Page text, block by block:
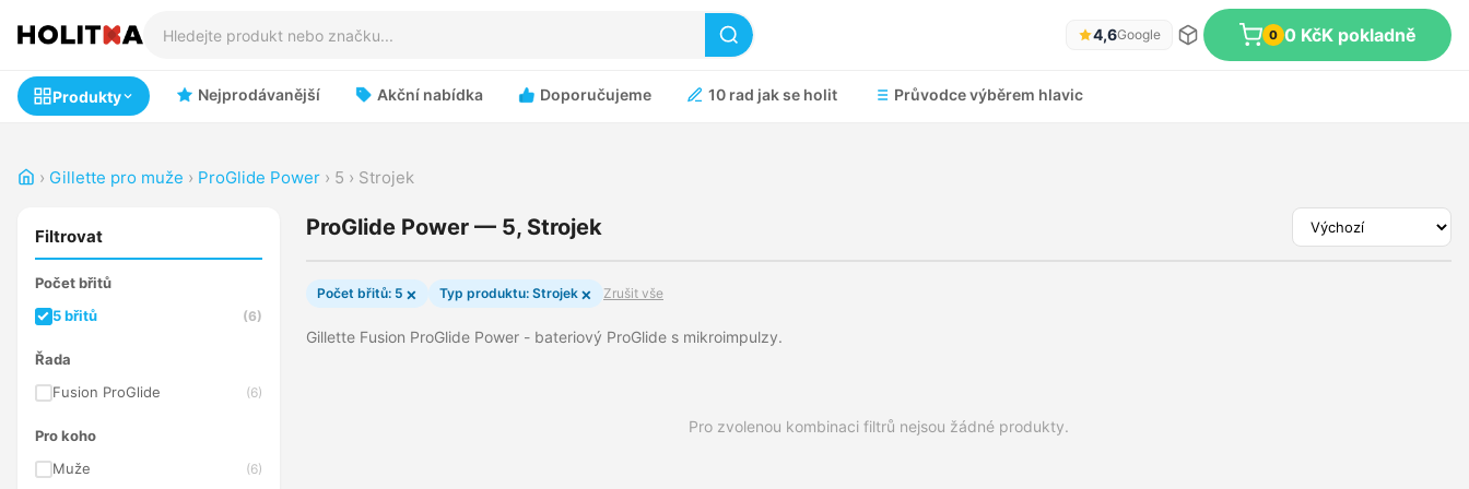
4,6Google 0 0 KčK pokladně
Produkty Nejprodávanější Akční nabídka Doporučujeme 10 rad jak se holit Průvodce výběrem hlavic
› Gillette pro muže › ProGlide Power › 5 › Strojek
Filtrovat
Počet břitů
5 břitů
(6)
Řada
Fusion ProGlide
(6)
Pro koho
Muže
(6)
ProGlide Power — 5, Strojek
Počet břitů: 5 × Typ produktu: Strojek × Zrušit vše
Gillette Fusion ProGlide Power - bateriový ProGlide s mikroimpulzy.
Pro zvolenou kombinaci filtrů nejsou žádné produkty.